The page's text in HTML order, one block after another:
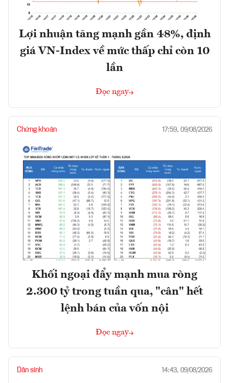
Lợi nhuận tăng mạnh gần 48%, định
giá VN-Index về mức thấp chỉ còn 10
lần
Đọc ngay
Chứng khoán 17:59, 09/08/2026
Khối ngoại đẩy mạnh mua ròng
2.300 tỷ trong tuần qua, "cân" hết
lệnh bán của vốn nội
Đọc ngay
Dân sinh 14:43, 09/08/2026